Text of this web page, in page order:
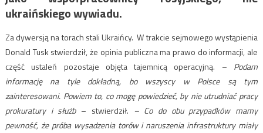
ukraińskiego wywiadu.
Za dywersją na torach stali Ukraińcy. W trakcie sejmowego wystąpienia
Donald Tusk stwierdził, że opinia publiczna ma prawo do informacji, ale
część ustaleń pozostaje objęta tajemnicą operacyjną. – Podam
informację na tyle dokładną, bo wszyscy w Polsce są tym
zainteresowani. Powiem to, co mogę powiedzieć, by nie utrudniać pracy
prokuratury i służb– stwierdził. – Co do obu przypadków mamy
pewność, że próba wysadzenia torów i naruszenia infrastruktury miały